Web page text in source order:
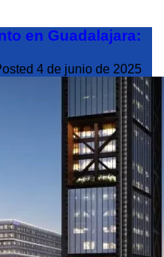
en Guadalajara:
4 de junio de 2025